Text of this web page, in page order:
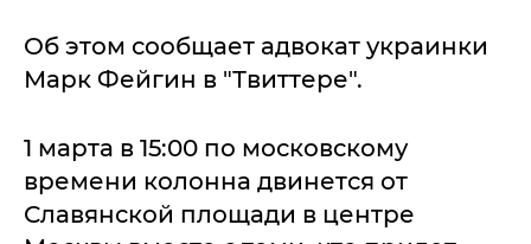
Об этом сообщает адвокат украинки
Марк Фейгин в "Твиттере".
1 марта в 15:00 по московскому
времени колонна двинется от
Славянской площади в центре